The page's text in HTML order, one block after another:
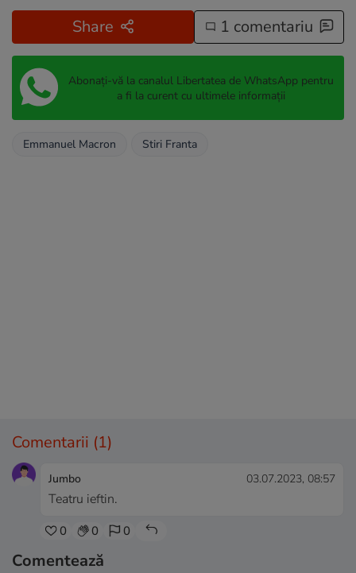
Share 1 comentariu
Abonați-vă la canalul Libertatea de WhatsApp pentru
a fi la curent cu ultimele informații
Emmanuel Macron Stiri Franta
Comentarii (1)
Jumbo 03.07.2023, 08:57
Teatru ieftin.
0 0 0
Comentează